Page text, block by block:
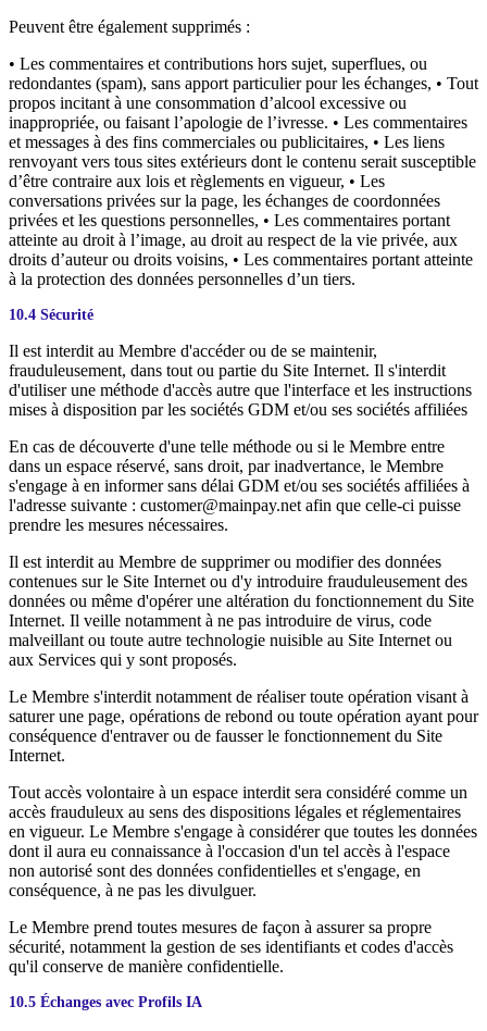
Peuvent être également supprimés :
• Les commentaires et contributions hors sujet, superflues, ou
redondantes (spam), sans apport particulier pour les échanges, • Tout
propos incitant à une consommation d’alcool excessive ou
inappropriée, ou faisant l’apologie de l’ivresse. • Les commentaires
et messages à des fins commerciales ou publicitaires, • Les liens
renvoyant vers tous sites extérieurs dont le contenu serait susceptible
d’être contraire aux lois et règlements en vigueur, • Les
conversations privées sur la page, les échanges de coordonnées
privées et les questions personnelles, • Les commentaires portant
atteinte au droit à l’image, au droit au respect de la vie privée, aux
droits d’auteur ou droits voisins, • Les commentaires portant atteinte
à la protection des données personnelles d’un tiers.
10.4 Sécurité
Il est interdit au Membre d'accéder ou de se maintenir,
frauduleusement, dans tout ou partie du Site Internet. Il s'interdit
d'utiliser une méthode d'accès autre que l'interface et les instructions
mises à disposition par les sociétés GDM et/ou ses sociétés affiliées
En cas de découverte d'une telle méthode ou si le Membre entre
dans un espace réservé, sans droit, par inadvertance, le Membre
s'engage à en informer sans délai GDM et/ou ses sociétés affiliées à
l'adresse suivante : customer@mainpay.net afin que celle-ci puisse
prendre les mesures nécessaires.
Il est interdit au Membre de supprimer ou modifier des données
contenues sur le Site Internet ou d'y introduire frauduleusement des
données ou même d'opérer une altération du fonctionnement du Site
Internet. Il veille notamment à ne pas introduire de virus, code
malveillant ou toute autre technologie nuisible au Site Internet ou
aux Services qui y sont proposés.
Le Membre s'interdit notamment de réaliser toute opération visant à
saturer une page, opérations de rebond ou toute opération ayant pour
conséquence d'entraver ou de fausser le fonctionnement du Site
Internet.
Tout accès volontaire à un espace interdit sera considéré comme un
accès frauduleux au sens des dispositions légales et réglementaires
en vigueur. Le Membre s'engage à considérer que toutes les données
dont il aura eu connaissance à l'occasion d'un tel accès à l'espace
non autorisé sont des données confidentielles et s'engage, en
conséquence, à ne pas les divulguer.
Le Membre prend toutes mesures de façon à assurer sa propre
sécurité, notamment la gestion de ses identifiants et codes d'accès
qu'il conserve de manière confidentielle.
10.5 Échanges avec Profils IA